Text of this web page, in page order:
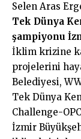
Selen Aras
Tek Dünya
şampiyonu
İklim krizine
projelerini
Belediyesi,
Tek Dünya
Challenge-
İzmir